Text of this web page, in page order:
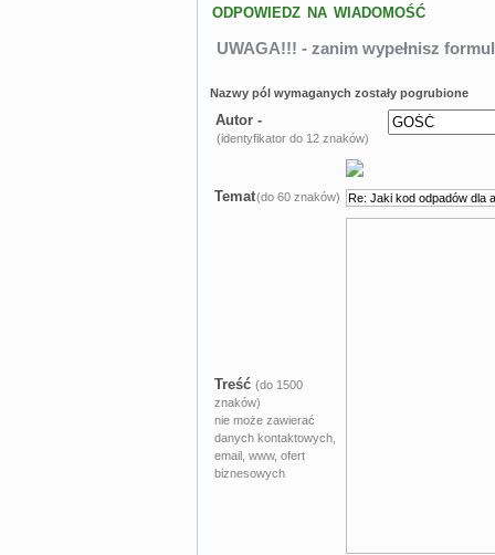
ODPOWIEDZ NA WIADOMOŚĆ
UWAGA!!! - zanim wypełnisz
Nazwy pól wymaganych zostały pogrubione
Autor -
(identyfikator do 12 znaków)
Temat(do 60 znaków)
Treść (do 1500
znaków)
nie może zawierać
danych kontaktowych,
email, www, ofert
biznesowych